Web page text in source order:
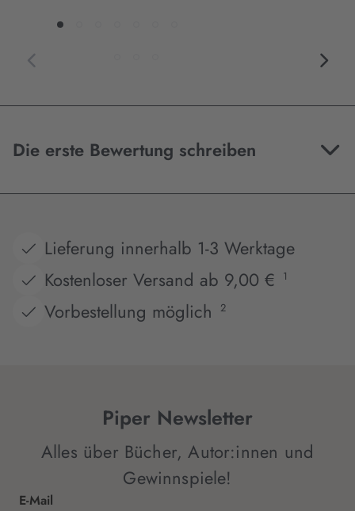
Die erste Bewertung schreiben
Lieferung innerhalb 1-3 Werktage
Kostenloser Versand ab 9,00 €
1
Vorbestellung möglich 2
Piper Newsletter
Alles über Bücher, Autor:innen und
Gewinnspiele!
E-Mail